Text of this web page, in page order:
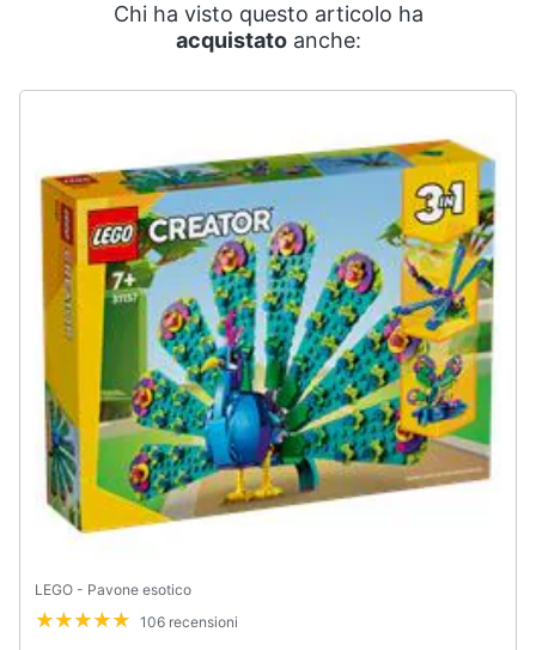
Brico
e
Giardinaggio
Salute
e
igiene
Beauty
Giocattoli
Prima
Fotografia
Chi ha visto questo articolo ha
acquistatoanche:
LEGO - Pavone esotico
106 recensioni